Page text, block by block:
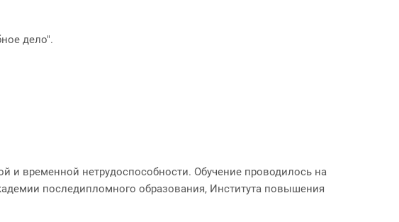
дело".
и временной нетрудоспособности. Обучение проводилось на
последипломного образования, Института повышения